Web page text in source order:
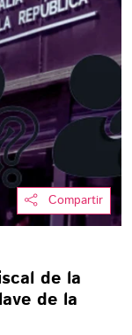
Compartir
de la
de la